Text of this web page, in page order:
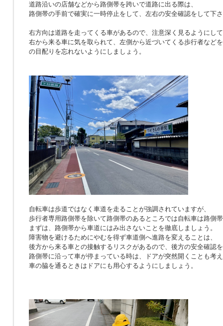
道路沿いの店舗などから路側帯を跨いで道路に出る際は、
路側帯の手前で確実に一時停止をして、左右の安全確認をして下
右方向は道路を走ってくる車があるので、注意深く見るようにし
右から来る車に気を取られて、左側から近づいてくる歩行者など
の目配りを忘れないようにしましょう。
自転車は歩道ではなく車道を走ることが強調されていますが、
歩行者専用路側帯を除いて路側帯のあるところでは自転車は路側
まずは、路側帯から車道にはみ出さないことを徹底しましょう。
障害物を避けるためにやむを得ず車道側へ進路を変えることは、
後方から来る車との接触するリスクがあるので、後方の安全確認
路側帯に沿って車が停まっている時は、ドアが突然開くことも考
車の脇を通るときはドアにも用心するようにしましょう。